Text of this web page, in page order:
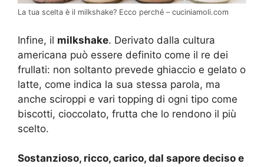
La tua scelta è il milkshake? Ecco perché – cuciniamoli.com
Infine, il milkshake. Derivato dalla cultura
americana può essere definito come il re dei
frullati: non soltanto prevede ghiaccio e gelato o
latte, come indica la sua stessa parola, ma
anche sciroppi e vari topping di ogni tipo come
biscotti, cioccolato, frutta che lo rendono il più
scelto.
Sostanzioso, ricco, carico, dal sapore deciso e